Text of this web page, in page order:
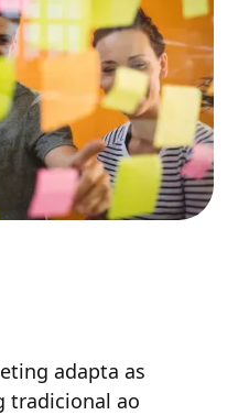
adapta as
tradicional ao